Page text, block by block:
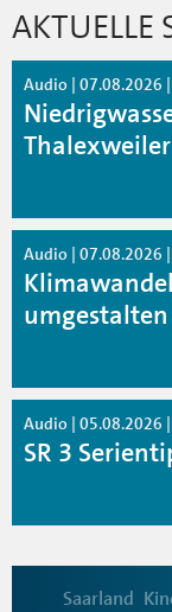
AKTUELLE
Audio | 07.08.2026 |
Audio | 07.08.2026 |
Audio | 05.08.2026 |
SR 3
Saarland